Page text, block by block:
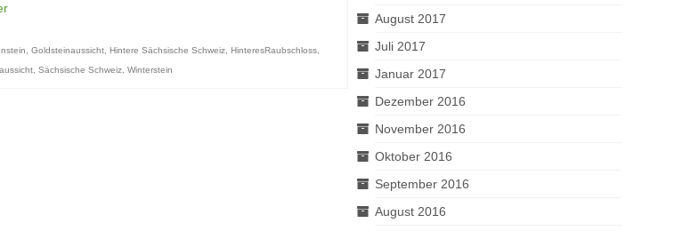
Goldsteinaussicht, Hintere Sächsische Schweiz, HinteresRaubschloss,
, Sächsische Schweiz, Winterstein
August 2017
Juli 2017
Januar 2017
Dezember 2016
November 2016
Oktober 2016
September 2016
August 2016